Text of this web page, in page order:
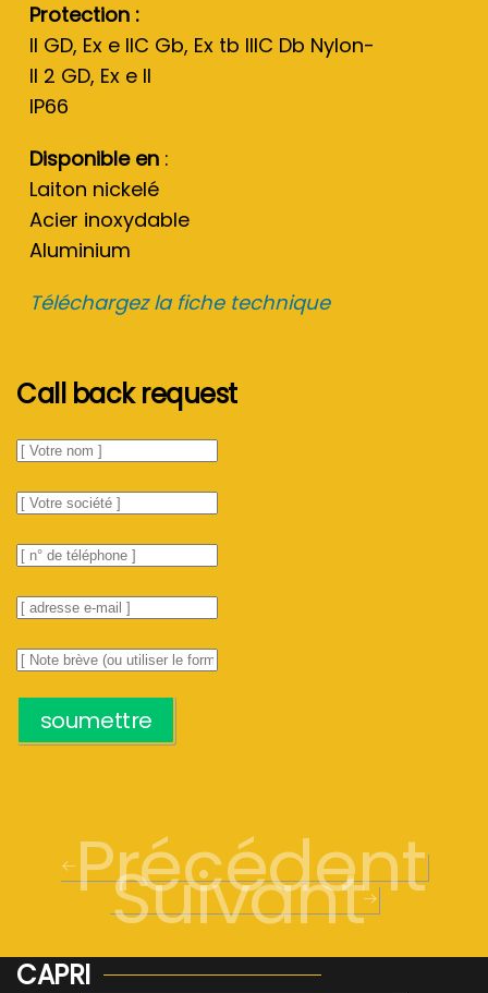
Protection :
II GD, Ex e IIC Gb, Ex tb IIIC Db Nylon-
II 2 GD, Ex e II
IP66
Disponible en :
Laiton nickelé
Acier inoxydable
Aluminium
Téléchargez la fiche technique
Call back request
soumettre
Précédent
Suivant
CAPRI